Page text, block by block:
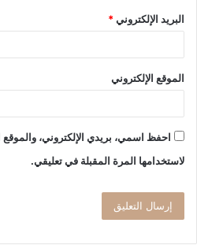
البريد الإلكتروني*
الموقع الإلكتروني
احفظ اسمي، بريدي الإلكتروني، والموقع
لاستخدامها المرة المقبلة في تعليقي.